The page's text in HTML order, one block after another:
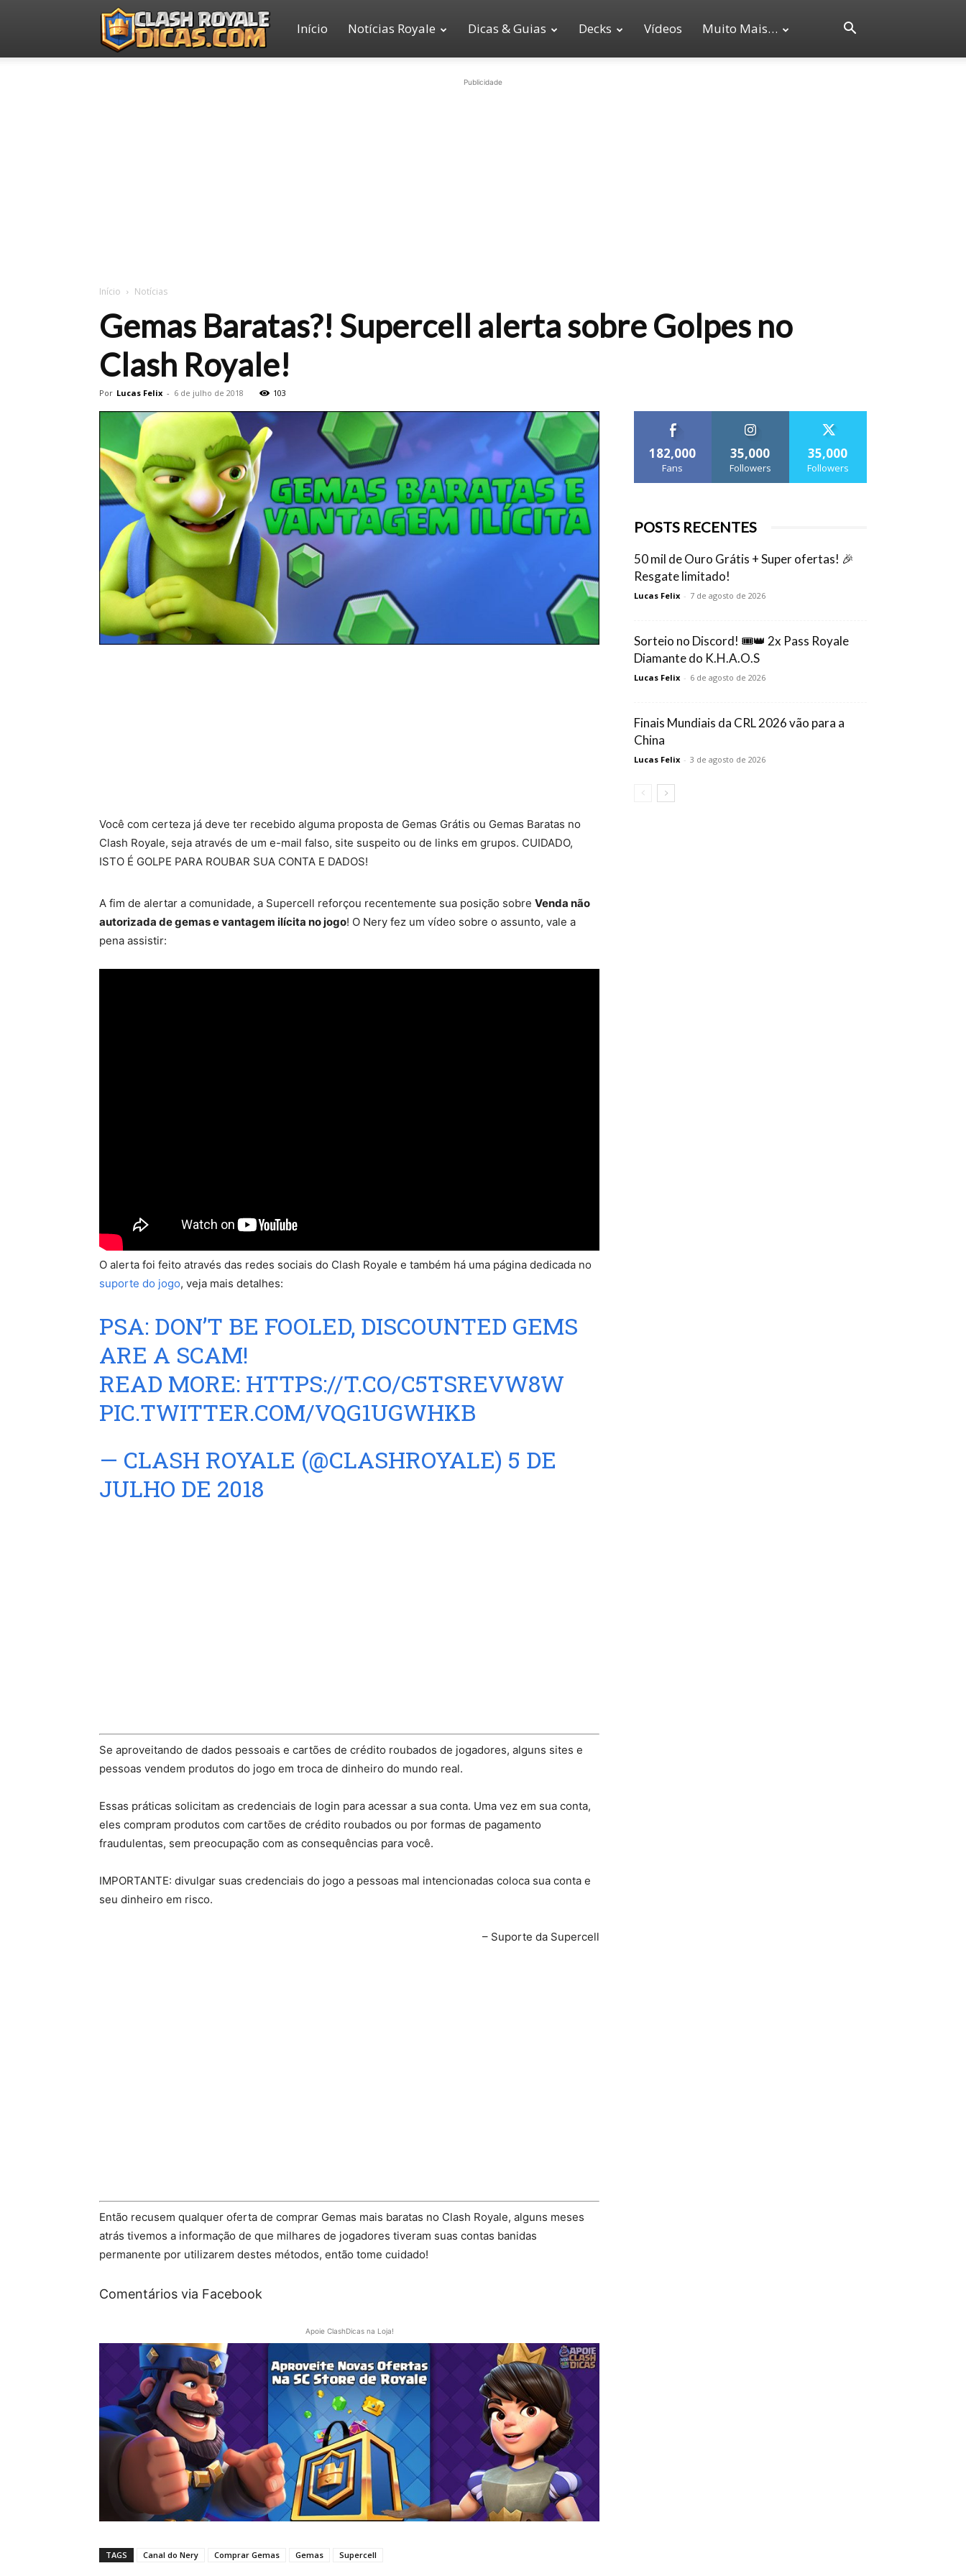
Clash
Início Notícias Royale Dicas & Guias Decks Vídeos Muito Mais…
Publicidade
Início Notícias
Gemas Baratas?! Supercell alerta sobre Golpes no
Clash Royale!
Por Lucas Felix - 6 de julho de 2018 103
Você com certeza já deve ter recebido alguma proposta de Gemas Grátis ou Gemas Baratas no
Clash Royale, seja através de um e-mail falso, site suspeito ou de links em grupos. CUIDADO,
ISTO É GOLPE PARA ROUBAR SUA CONTA E DADOS!
A fim de alertar a comunidade, a Supercell reforçou recentemente sua posição sobre Venda não
autorizada de gemas e vantagem ilícita no jogo! O Nery fez um vídeo sobre o assunto, vale a
pena assistir:
O alerta foi feito através das redes sociais do Clash Royale e também há uma página dedicada no
suporte do jogo, veja mais detalhes:
PSA: DON’T BE FOOLED, DISCOUNTED GEMS
ARE A SCAM!
READ MORE: HTTPS://T.CO/C5TSREVW8W
PIC.TWITTER.COM/VQG1UGWHKB
— CLASH ROYALE (@CLASHROYALE) 5 DE
JULHO DE 2018
Se aproveitando de dados pessoais e cartões de crédito roubados de jogadores, alguns sites e
pessoas vendem produtos do jogo em troca de dinheiro do mundo real.
Essas práticas solicitam as credenciais de login para acessar a sua conta. Uma vez em sua conta,
eles compram produtos com cartões de crédito roubados ou por formas de pagamento
fraudulentas, sem preocupação com as consequências para você.
IMPORTANTE: divulgar suas credenciais do jogo a pessoas mal intencionadas coloca sua conta e
seu dinheiro em risco.
– Suporte da Supercell
Então recusem qualquer oferta de comprar Gemas mais baratas no Clash Royale, alguns meses
atrás tivemos a informação de que milhares de jogadores tiveram suas contas banidas
permanente por utilizarem destes métodos, então tome cuidado!
Comentários via Facebook
Apoie ClashDicas na Loja!
TAGS Canal do Nery Comprar Gemas Gemas Supercell
182,000
Fans
35,000
Followers
35,000
Followers
POSTS RECENTES
50 mil de Ouro Grátis + Super ofertas! 🎉
Resgate limitado!
Lucas Felix - 7 de agosto de 2026
Sorteio no Discord! 🎟️👑 2x Pass Royale
Diamante do K.H.A.O.S
Lucas Felix - 6 de agosto de 2026
Finais Mundiais da CRL 2026 vão para a
China
Lucas Felix - 3 de agosto de 2026